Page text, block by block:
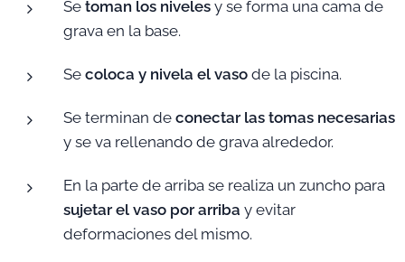
Se toman los niveles y se forma una cama de
grava en la base.
Se coloca y nivela el vaso de la piscina.
Se terminan de conectar las tomas necesarias
y se va rellenando de grava alrededor.
En la parte de arriba se realiza un zuncho para
sujetar el vaso por arriba y evitar
deformaciones del mismo.